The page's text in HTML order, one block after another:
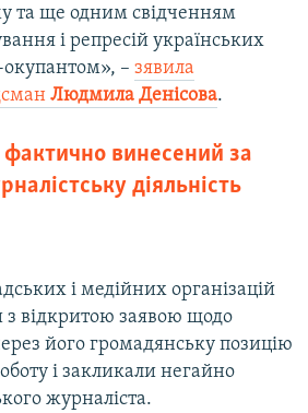
та ще одним свідченням
і репресій українських
– зявила
Людмила Денісова.
винесений за
діяльність
і медійних організацій
з відкритою заявою щодо
його громадянську позицію
і закликали негайно
журналіста.